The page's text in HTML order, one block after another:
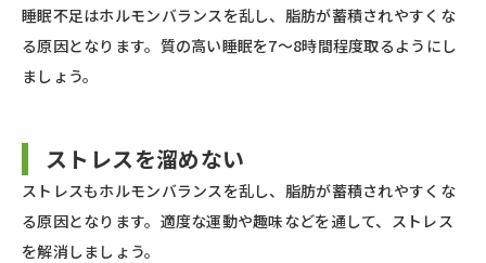
睡眠不足はホルモンバランスを乱し、脂肪が蓄積されやすくな
る原因となります。質の高い睡眠を7～8時間程度取るようにし
ましょう。
ストレスを溜めない
ストレスもホルモンバランスを乱し、脂肪が蓄積されやすくな
る原因となります。適度な運動や趣味などを通して、ストレス
を解消しましょう。